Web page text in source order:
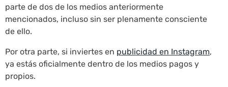
parte de dos de los medios anteriormente
mencionados, incluso sin ser plenamente consciente
de ello.
Por otra parte, si inviertes en publicidad en Instagram,
ya estás oficialmente dentro de los medios pagos y
propios.